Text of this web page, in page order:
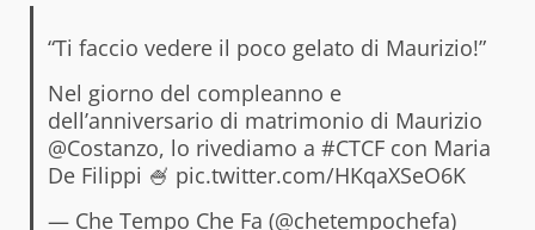
“Ti faccio vedere il poco gelato di Maurizio!”
Nel giorno del compleanno e
dell’anniversario di matrimonio di Maurizio
@Costanzo, lo rivediamo a #CTCFcon Maria
De Filippi 🍧 pic.twitter.com/HKqaXSeO6K
— Che Tempo Che Fa (@chetempochefa)